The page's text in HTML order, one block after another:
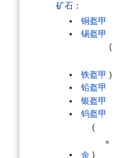
矿石 ：
铜盔甲
锡盔甲
铁盔甲
(
)
铅盔甲
银盔甲
钨盔甲
金
(
)